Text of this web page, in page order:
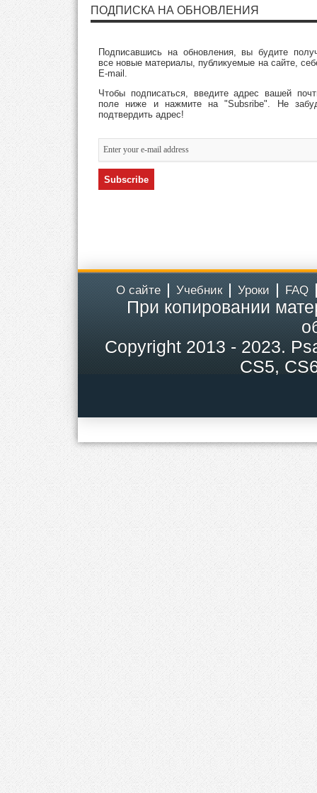
ПОДПИСКА НА ОБНОВЛЕНИЯ
Подписавшись на обновления, вы будите
все новые материалы, публикуемые на сайте,
E-mail.
Чтобы подписаться, введите адрес вашей
поле ниже и нажмите на "Subsribe". Не
подтвердить адрес!
О сайте Учебник Уроки FAQ
При копировании
Copyright 2013 - 2023.
CS5,